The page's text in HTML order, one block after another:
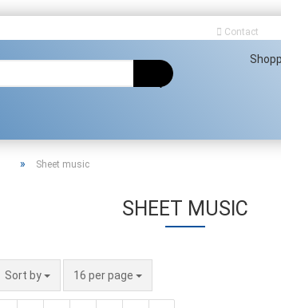
Contact
Change language
» Sheet music
SHEET MUSIC
Sort by 16 per page